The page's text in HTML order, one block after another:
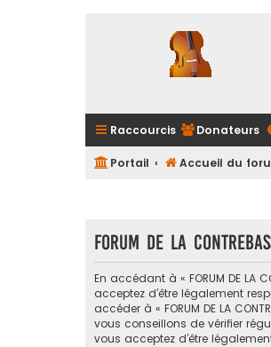
Raccourcis Donateurs
Portail Accueil du
FORUM DE LA
En accédant à « FORUM DE LA
acceptez d’être légalement
accéder à « FORUM DE LA
vous conseillons de vérifier
vous acceptez d’être